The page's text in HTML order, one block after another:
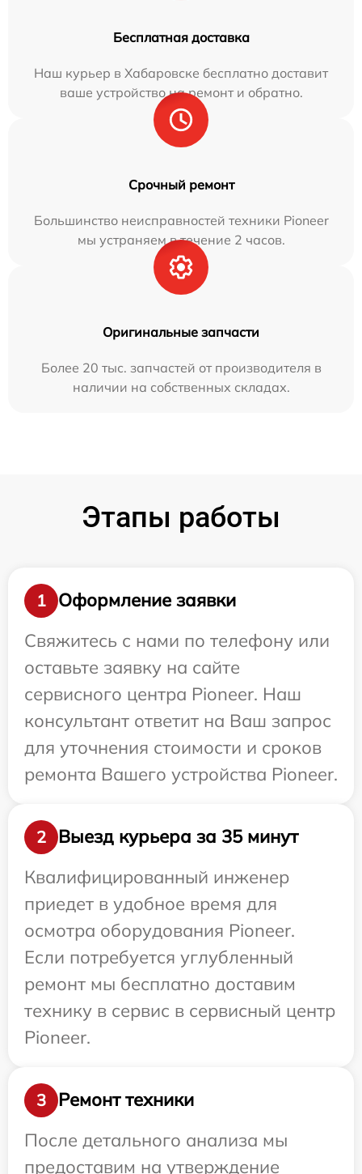
Бесплатная доставка
Наш курьер в Хабаровске бесплатно доставит
ваше устройство на ремонт и обратно.
Срочный ремонт
Большинство неисправностей техники Pioneer
мы устраняем в течение 2 часов.
Оригинальные запчасти
Более 20 тыс. запчастей от производителя в
наличии на собственных складах.
Этапы работы
1
Оформление заявки
Свяжитесь с нами по телефону или
оставьте заявку на сайте
сервисного центра Pioneer. Наш
консультант ответит на Ваш запрос
для уточнения стоимости и сроков
ремонта Вашего устройства Pioneer.
2
Выезд курьера за 35 минут
Квалифицированный инженер
приедет в удобное время для
осмотра оборудования Pioneer.
Если потребуется углубленный
ремонт мы бесплатно доставим
технику в сервис в сервисный центр
Pioneer.
3
Ремонт техники
После детального анализа мы
предоставим на утверждение